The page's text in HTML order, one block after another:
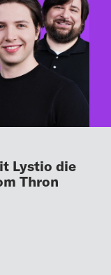
Lystio die
Thron